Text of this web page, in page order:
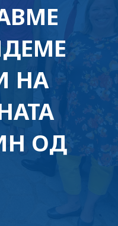
НА
ОД